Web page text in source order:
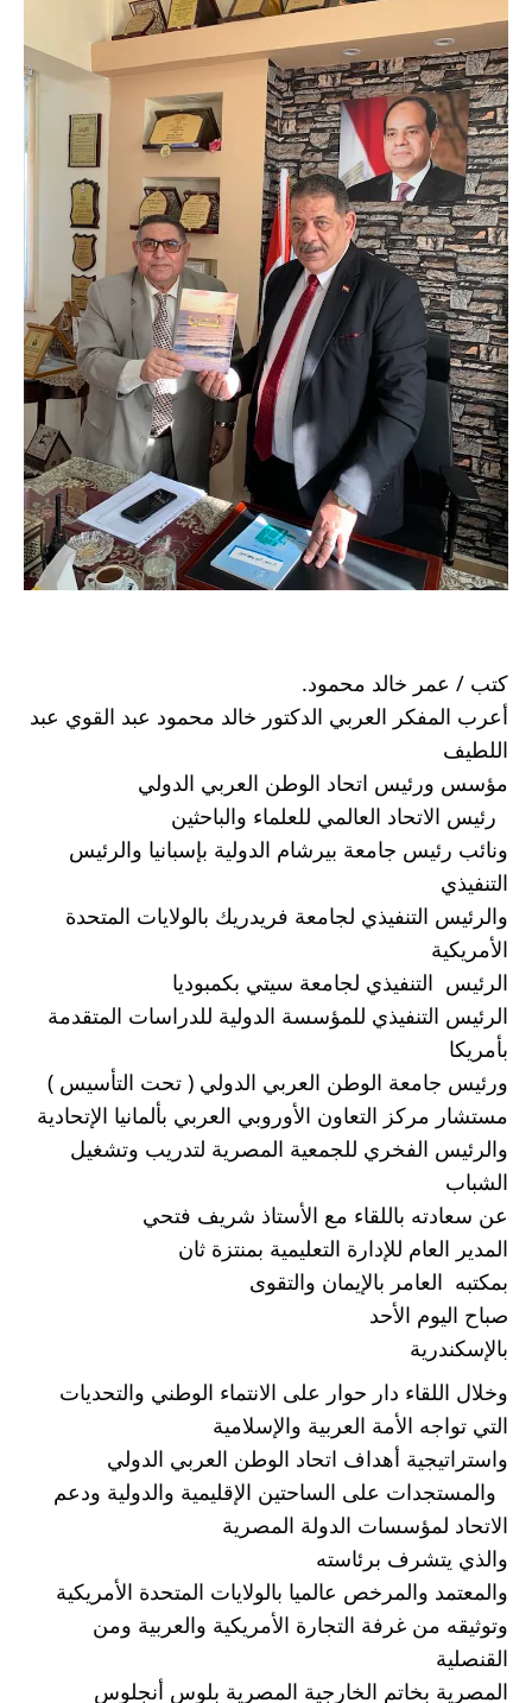
كتب / عمر خالد محمود.
اللطيف
مؤسس ورئيس اتحاد الوطن العربي الدولي
التنفيذي
الأمريكية
الرئيس  التنفيذي لجامعة سيتي بكمبوديا
بأمريكا
ورئيس جامعة الوطن العربي الدولي ( تحت التأسيس )
مستشار مركز التعاون الأوروبي العربي بألمانيا الإتحادية
الشباب
عن سعادته باللقاء مع الأستاذ شريف فتحي
المدير العام للإدارة التعليمية بمنتزة ثان
بمكتبه  العامر بالإيمان والتقوى
صباح اليوم الأحد
بالإسكندرية
التي تواجه الأمة العربية والإسلامية
واستراتيجية أهداف اتحاد الوطن العربي الدولي
الاتحاد لمؤسسات الدولة المصرية
والذي يتشرف برئاسته
والمعتمد والمرخص عالميا بالولايات المتحدة الأمريكية
القنصلية